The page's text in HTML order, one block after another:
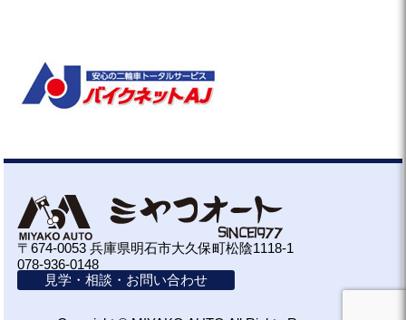
〒674-0053 兵庫県明石市大久保町松陰1118-1
078-936-0148
見学・相談・お問い合わせ